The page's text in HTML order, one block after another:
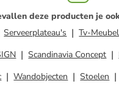
deze producten je
Serveerplateau's
Tv-
Scandinavia Concept
Wandobjecten Stoelen